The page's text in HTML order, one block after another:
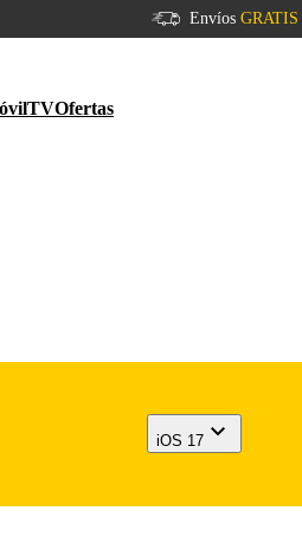
Envíos GRATIS
TVOfertas
iOS 17